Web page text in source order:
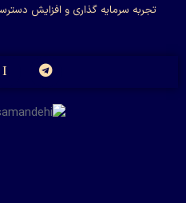
تجربه سرمایه گذاری و افزایش